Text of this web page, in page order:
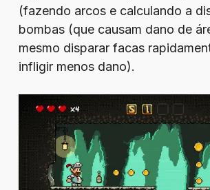
(fazendo arcos e calculando a
bombas (que causam dano de
mesmo disparar facas
infligir menos dano).